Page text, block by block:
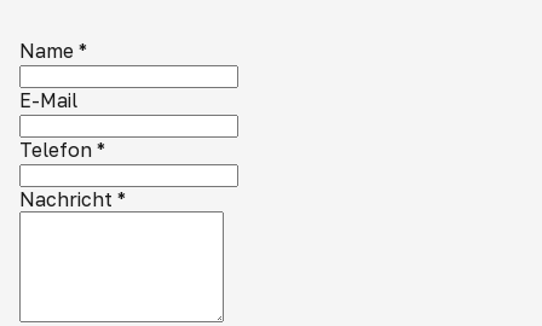
Name *
E-Mail
Telefon *
Nachricht *